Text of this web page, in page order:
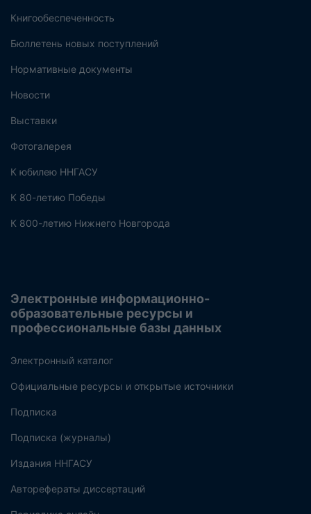
Книгообеспеченность
Бюллетень новых поступлений
Нормативные документы
Новости
Выставки
Фотогалерея
К юбилею ННГАСУ
К 80-летию Победы
К 800-летию Нижнего Новгорода
Электронные информационно-
образовательные ресурсы и
профессиональные базы данных
Электронный каталог
Официальные ресурсы и открытые источники
Подписка
Подписка (журналы)
Издания ННГАСУ
Авторефераты диссертаций